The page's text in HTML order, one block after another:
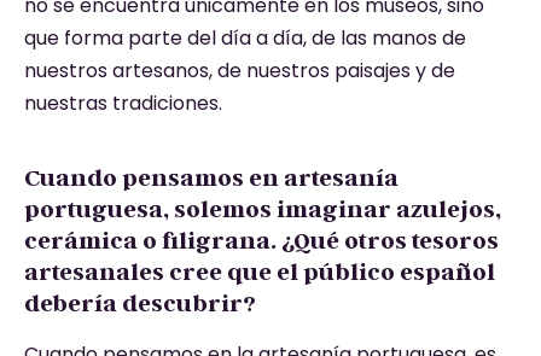
no se encuentra únicamente en los museos, sino
que forma parte del día a día, de las manos de
nuestros artesanos, de nuestros paisajes y de
nuestras tradiciones.
Cuando pensamos en artesanía
portuguesa, solemos imaginar azulejos,
cerámica o filigrana. ¿Qué otros tesoros
artesanales cree que el público español
debería descubrir?